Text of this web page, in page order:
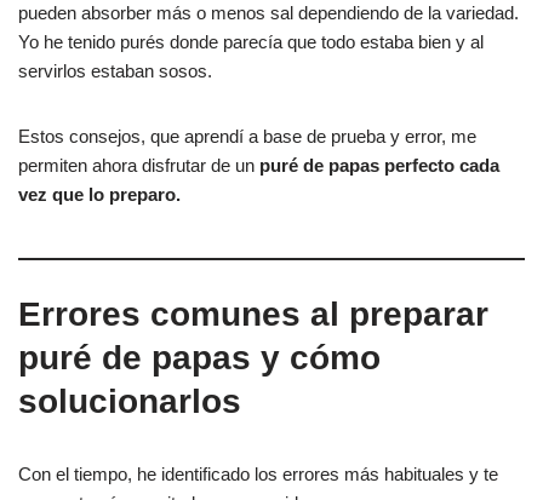
pueden absorber más o menos sal dependiendo de la variedad.
Yo he tenido purés donde parecía que todo estaba bien y al
servirlos estaban sosos.
Estos consejos, que aprendí a base de prueba y error, me
permiten ahora disfrutar de un puré de papas perfecto cada
vez que lo preparo.
Errores comunes al preparar
puré de papas y cómo
solucionarlos
Con el tiempo, he identificado los errores más habituales y te